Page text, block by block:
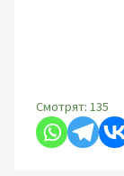
Смотрят: 135